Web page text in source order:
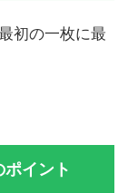
初の一枚に最
イント